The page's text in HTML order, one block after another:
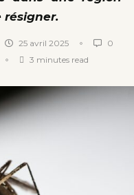
résigner.
25 avril 2025
0
3 minutes read